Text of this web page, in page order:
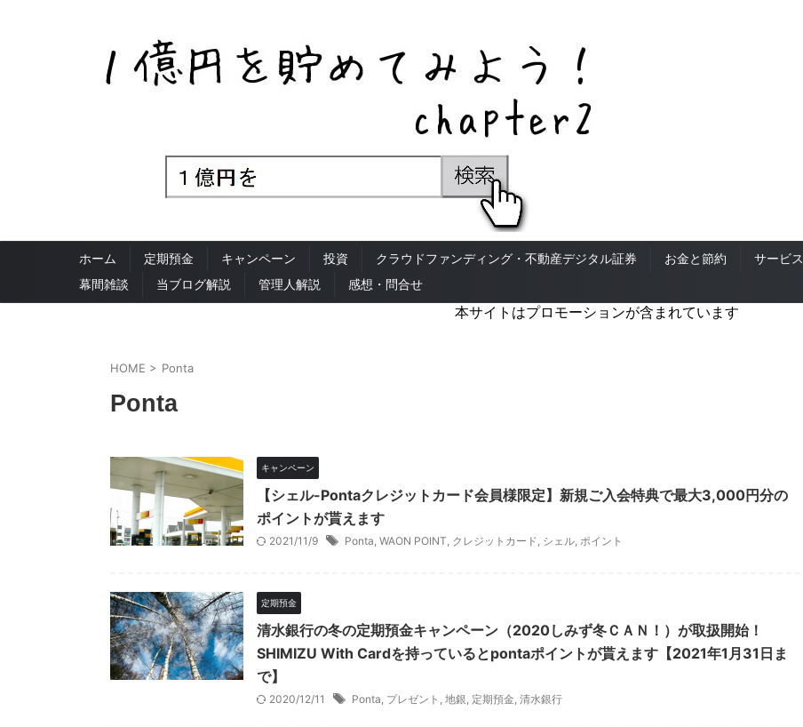
ホーム 定期預金 キャンペーン 投資 クラウドファンディング・不動産デジタル証券 お金と節約 サービス
幕間雑談
当ブログ解説 管理人解説 感想・問合せ
本サイトはプロモーションが含まれています
HOME > Ponta
Ponta
キャンペーン
【シェル-Pontaクレジットカード会員様限定】新規ご入会特典で最大3,000円分の
ポイントが貰えます
2021/11/9 Ponta, WAON POINT, クレジットカード, シェル, ポイント
定期預金
清水銀行の冬の定期預金キャンペーン（2020しみず冬ＣＡＮ！）が取扱開始！
SHIMIZU With Cardを持っているとpontaポイントが貰えます【2021年1月31日ま
で】
2020/12/11 Ponta, プレゼント , 地銀, 定期預金, 清水銀行